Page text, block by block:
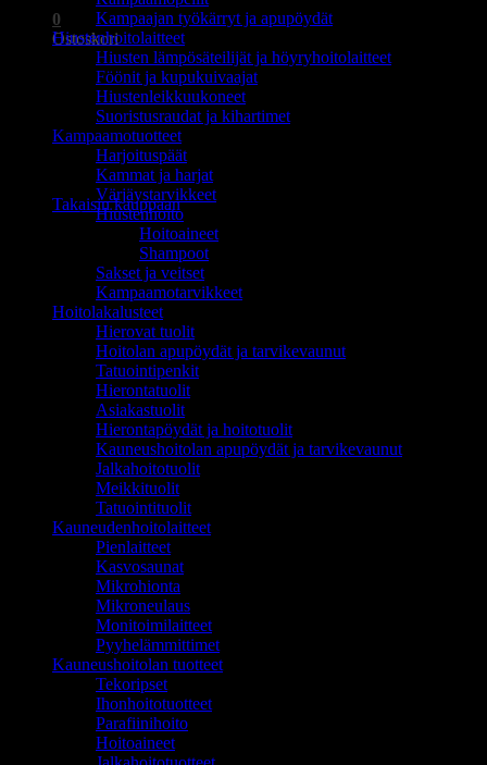
0
Ostoskori
Ostoskori on tyhjä.
Takaisin kauppaan
Kampaajan työkärryt ja apupöydät
Hiustenhoitolaitteet
Hiusten lämpösäteilijät ja höyryhoitolaitteet
Föönit ja kupukuivaajat
Hiustenleikkuukoneet
Suoristusraudat ja kihartimet
Kampaamotuotteet
Harjoituspäät
Kammat ja harjat
Värjäystarvikkeet
Hiustenhoito
Hoitoaineet
Shampoot
Sakset ja veitset
Kampaamotarvikkeet
Hoitolakalusteet
Hierovat tuolit
Hoitolan apupöydät ja tarvikevaunut
Tatuointipenkit
Hierontatuolit
Asiakastuolit
Hierontapöydät ja hoitotuolit
Kauneushoitolan apupöydät ja tarvikevaunut
Jalkahoitotuolit
Meikkituolit
Tatuointituolit
Kauneudenhoitolaitteet
Pienlaitteet
Kasvosaunat
Mikrohionta
Mikroneulaus
Monitoimilaitteet
Pyyhelämmittimet
Kauneushoitolan tuotteet
Tekoripset
Ihonhoitotuotteet
Parafiinihoito
Hoitoaineet